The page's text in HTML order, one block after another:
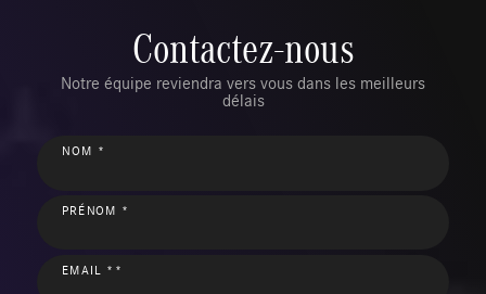
Contactez-nous
Notre équipe reviendra vers vous dans les meilleurs
délais
NOM *
PRÉNOM *
EMAIL **